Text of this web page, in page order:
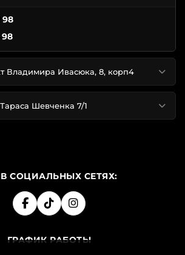
98
98
Владимира Ивасюка, 8, корп4
Шевченка 7/1
СОЦИАЛЬНЫХ СЕТЯХ:
ГРАФИК РАБОТЫ